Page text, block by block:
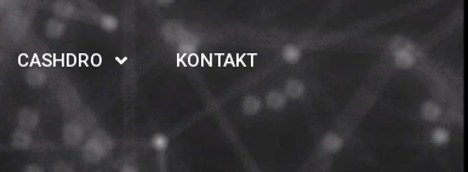
CASHDRO KONTAKT